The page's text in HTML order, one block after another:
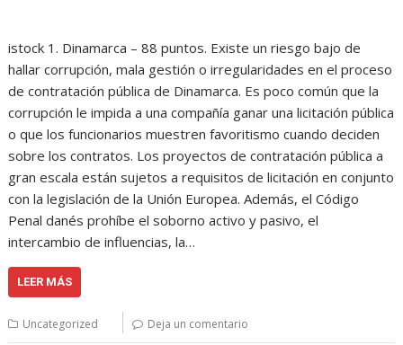
istock 1. Dinamarca – 88 puntos. Existe un riesgo bajo de
hallar corrupción, mala gestión o irregularidades en el proceso
de contratación pública de Dinamarca. Es poco común que la
corrupción le impida a una compañía ganar una licitación pública
o que los funcionarios muestren favoritismo cuando deciden
sobre los contratos. Los proyectos de contratación pública a
gran escala están sujetos a requisitos de licitación en conjunto
con la legislación de la Unión Europea. Además, el Código
Penal danés prohíbe el soborno activo y pasivo, el
intercambio de influencias, la…
LEER MÁS
Uncategorized Deja un comentario